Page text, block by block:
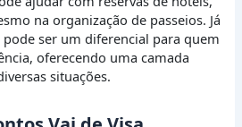
na organização de passeios. Já
ser um diferencial para quem
oferecendo uma camada
situações.